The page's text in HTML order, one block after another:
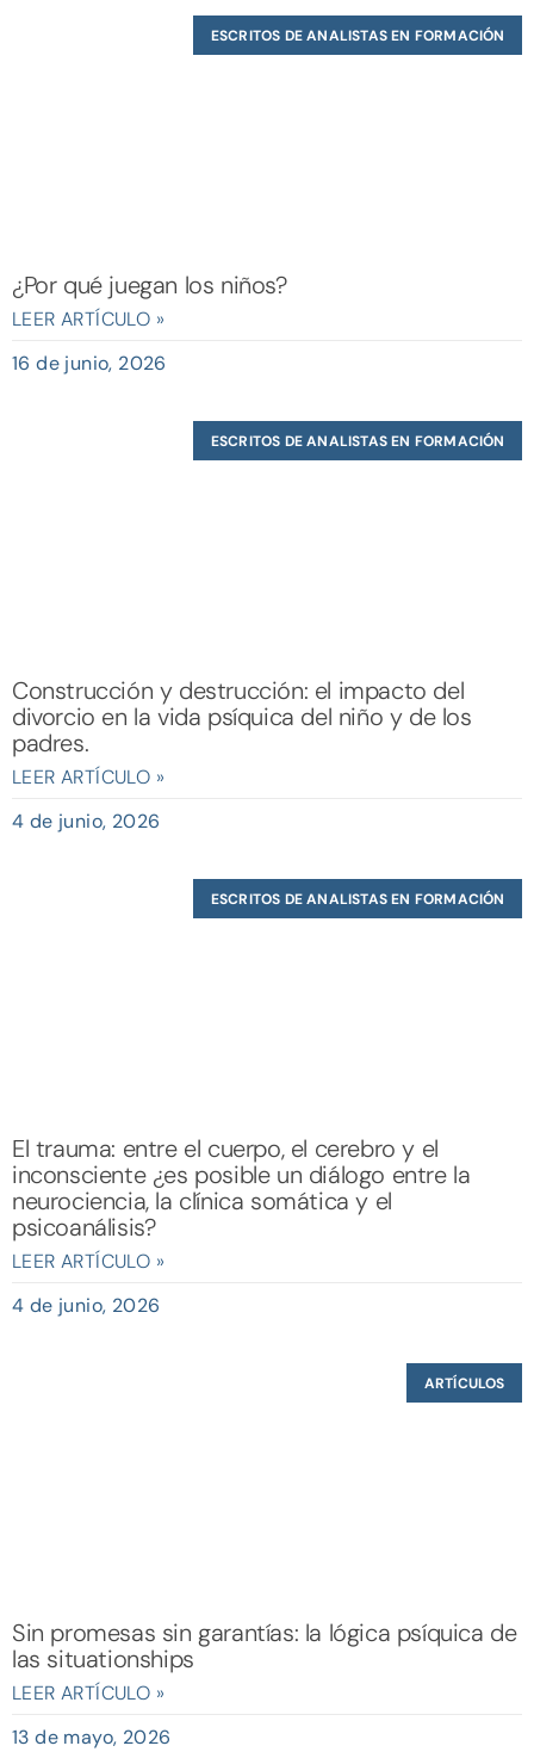
ESCRITOS DE ANALISTAS EN FORMACIÓN
¿Por qué juegan los niños?
LEER ARTÍCULO »
16 de junio, 2026
ESCRITOS DE ANALISTAS EN FORMACIÓN
Construcción y destrucción: el impacto del
divorcio en la vida psíquica del niño y de los
padres.
LEER ARTÍCULO »
4 de junio, 2026
ESCRITOS DE ANALISTAS EN FORMACIÓN
El trauma: entre el cuerpo, el cerebro y el
inconsciente ¿es posible un diálogo entre la
neurociencia, la clínica somática y el
psicoanálisis?
LEER ARTÍCULO »
4 de junio, 2026
ARTÍCULOS
Sin promesas sin garantías: la lógica psíquica de
las situationships
LEER ARTÍCULO »
13 de mayo, 2026